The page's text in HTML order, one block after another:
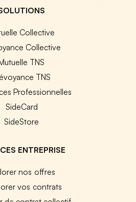
Collective
Collective
TNS
TNS
Professionnelles
SideCard
SideStore
ENTREPRISE
nos offres
vos contrats